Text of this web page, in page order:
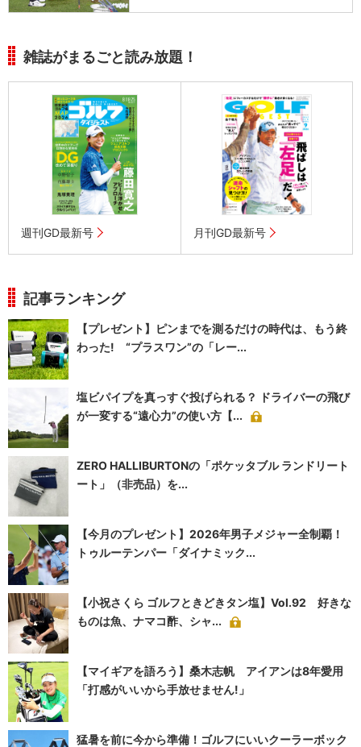
雑誌がまるごと読み放題！
週刊GD最新号 月刊GD最新号
記事ランキング
【プレゼント】ピンまでを測るだけの時代は、もう終
わった! “プラスワン”の「レー...
塩ビパイプを真っすぐ投げられる？ ドライバーの飛び
が一変する“遠心力”の使い方【...
ZERO HALLIBURTONの「ポケッタブル ランドリート
ート」（非売品）を...
【今月のプレゼント】2026年男子メジャー全制覇！
トゥルーテンパー「ダイナミック...
【小祝さくら ゴルフときどきタン塩】Vol.92 好きな
ものは魚、ナマコ酢、シャ...
【マイギアを語ろう】桑木志帆 アイアンは8年愛用
「打感がいいから手放せません!」
猛暑を前に今から準備！ゴルフにいいクーラーボック